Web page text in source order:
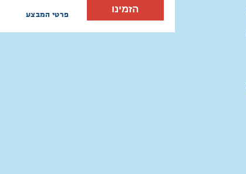
הזמינו פרטי המבצע